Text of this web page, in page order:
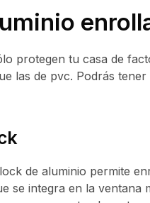
protegen tu casa de
las de pvc. Podrás
de aluminio permite
se integra en la ventana